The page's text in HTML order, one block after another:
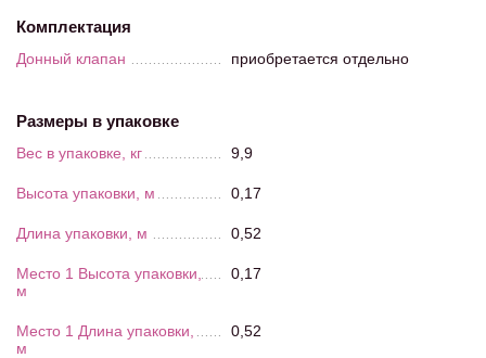
Комплектация
Донный клапан приобретается отдельно
Размеры в упаковке
Вес в упаковке, кг 9,9
Высота упаковки, м 0,17
Длина упаковки, м 0,52
Место 1 Высота упаковки,
м
0,17
Место 1 Длина упаковки,
м
0,52